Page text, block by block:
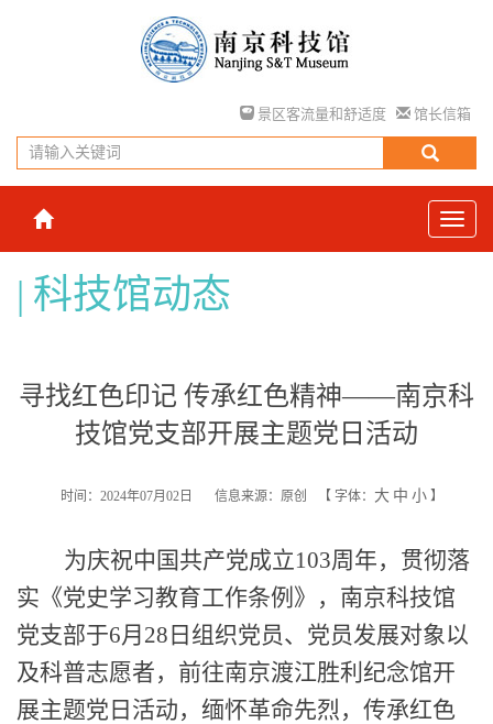
景区客流量和舒适度 馆长信箱
科技馆动态
寻找红色印记 传承红色精神——南京科
技馆党支部开展主题党日活动
时间：2024年07月02日 信息来源：原创 【 字体： 大 中 小 】
为庆祝中国共产党成立103周年， 贯彻落
实《党史学习教育工作条例》， 南京科技馆
党支部于6月28日组织党员、 党员发展对象以
及科普志愿者，前往南京渡江胜利纪念馆开
展主题党日活动，缅怀革命先烈，传承红色